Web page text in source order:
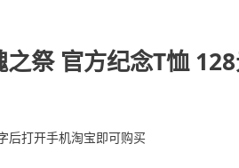
祭 官方纪念T恤
后打开手机淘宝即可购买